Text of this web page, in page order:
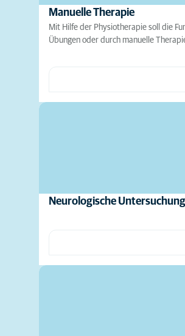
Manuelle Therapie
Mit Hilfe der Physiotherapie soll die
Übungen oder durch manuelle
Neurologische Untersuchung